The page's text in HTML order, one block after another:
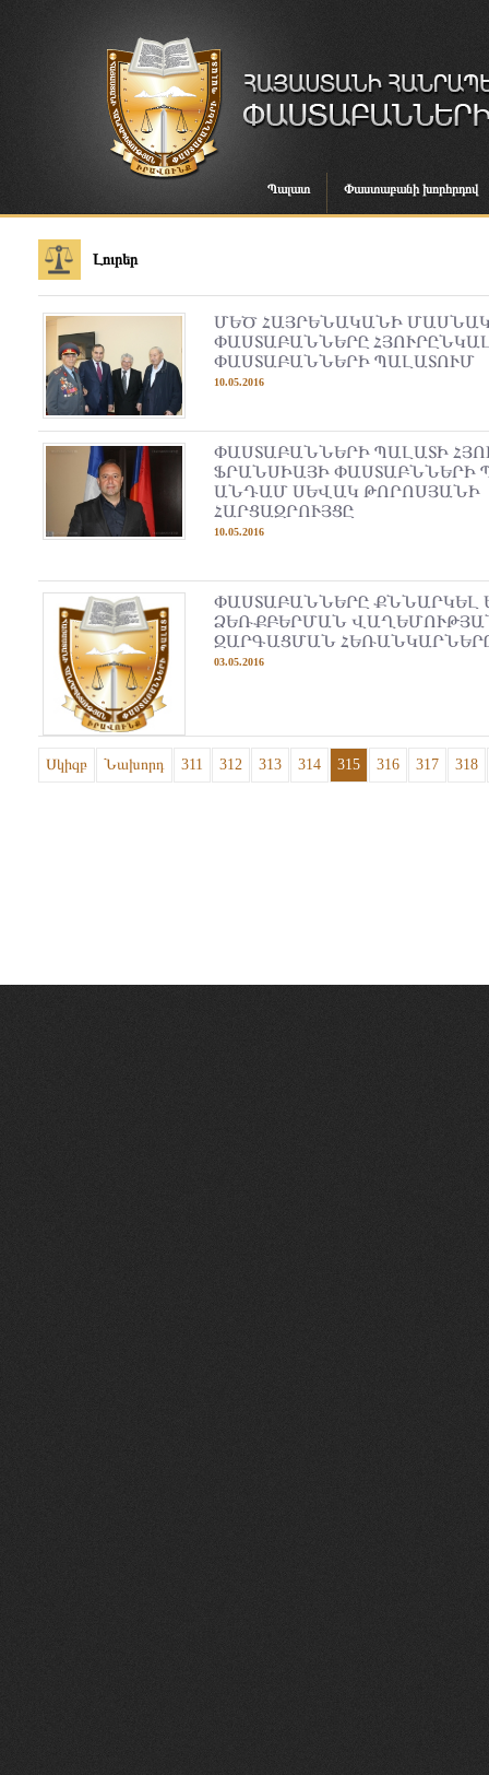
Պալատ Փաստաբանի խորհրդով
Լուրեր
ՄԵԾ ՀԱՅՐԵՆԱԿԱՆԻ
ՓԱՍՏԱԲԱՆՆԵՐԸ
ՓԱՍՏԱԲԱՆՆԵՐԻ ՊԱԼԱՏՈՒՄ
10.05.2016
ՓԱՍՏԱԲԱՆՆԵՐԻ ՊԱԼԱՏԻ
ՖՐԱՆՍԻԱՅԻ ՓԱՍՏԱԲՆՆԵՐԻ
ԱՆԴԱՄ ՍԵՎԱԿ ԹՈՐՈՍՅԱՆԻ
ՀԱՐՑԱԶՐՈՒՅՑԸ
10.05.2016
ՓԱՍՏԱԲԱՆՆԵՐԸ ՔՆՆԱՐԿԵԼ
ՁԵՌՔԲԵՐՄԱՆ
ԶԱՐԳԱՑՄԱՆ
03.05.2016
Սկիզբ Նախորդ 311 312 313 314 315 316 317 318